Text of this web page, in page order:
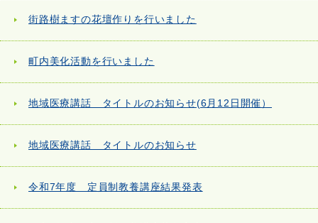
街路樹ますの花壇作りを行いました
町内美化活動を行いました
地域医療講話 タイトルのお知らせ(6月12日開催）
地域医療講話 タイトルのお知らせ
令和7年度 定員制教養講座結果発表